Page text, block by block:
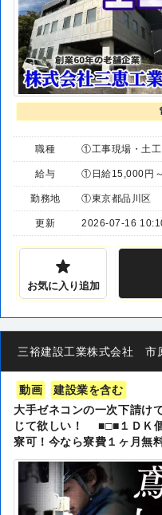
職種 ①工事現場・土
給与 ①日給15,000円～
勤務地 ①東京都品川区
更新 2026-07-16
お気に入り追加
三裕建設工業株式会社 市
動画
建設業を含む
大手ゼネコンの一次下請け
じて欲しい！ ■□■１ＤＫ
寮可！今なら寮費１ヶ月無